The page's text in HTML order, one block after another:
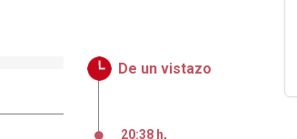
De un vistazo
20:38 h,